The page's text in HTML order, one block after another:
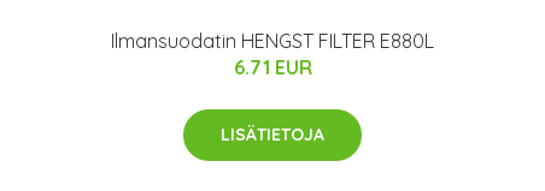
Ilmansuodatin HENGST FILTER E880L
6.71 EUR
LISÄTIETOJA